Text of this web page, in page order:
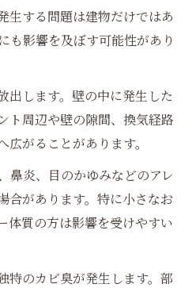
生する問題は建物だけではあ
も影響を及ぼす可能性があり
出します。壁の中に発生した
ト周辺や壁の隙間、換気経路
がることがあります。
鼻炎、目のかゆみなどのアレ
合があります。特に小さなお
体質の方は影響を受けやすい
特のカビ臭が発生します。部